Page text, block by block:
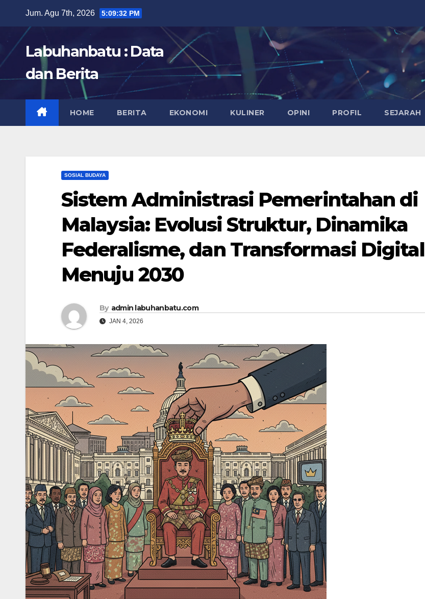
content
Jum. Agu 7th, 2026 5:09:33 PM
Labuhanbatu : Data
dan Berita
HOME BERITA EKONOMI KULINER OPINI PROFIL SEJARAH
SOSIAL BUDAYA
Sistem Administrasi Pemerintahan di
Malaysia: Evolusi Struktur, Dinamika
Federalisme, dan Transformasi Digital
Menuju 2030
By admin labuhanbatu.com
JAN 4, 2026